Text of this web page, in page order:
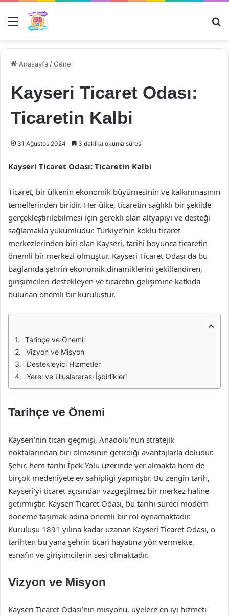
Menü
Anasayfa /Genel
Kayseri Ticaret Odası:
Ticaretin Kalbi
31 Ağustos 2024 3 dakika okuma süresi
Kayseri Ticaret Odası: Ticaretin Kalbi
Ticaret, bir ülkenin ekonomik büyümesinin ve kalkınmasının
temellerinden biridir. Her ülke, ticaretin sağlıklı bir şekilde
gerçekleştirilebilmesi için gerekli olan altyapıyı ve desteği
sağlamakla yükümlüdür. Türkiye’nin köklü ticaret
merkezlerinden biri olan Kayseri, tarihi boyunca ticaretin
önemli bir merkezi olmuştur. Kayseri Ticaret Odası da bu
bağlamda şehrin ekonomik dinamiklerini şekillendiren,
girişimcileri destekleyen ve ticaretin gelişimine katkıda
bulunan önemli bir kuruluştur.
Tarihçe ve Önemi
Vizyon ve Misyon
Destekleyici Hizmetler
Yerel ve Uluslararası İşbirlikleri
Tarihçe ve Önemi
Kayseri’nin ticari geçmişi, Anadolu’nun stratejik
noktalarından biri olmasının getirdiği avantajlarla doludur.
Şehir, hem tarihi İpek Yolu üzerinde yer almakta hem de
birçok medeniyete ev sahipliği yapmıştır. Bu zengin tarih,
Kayseri’yi ticaret açısından vazgeçilmez bir merkez haline
getirmiştir. Kayseri Ticaret Odası, bu tarihi süreci modern
döneme taşımak adına önemli bir rol oynamaktadır.
Kuruluşu 1891 yılına kadar uzanan Kayseri Ticaret Odası, o
tarihten bu yana şehrin ticari hayatına yön vermekte,
esnafın ve girişimcilerin sesi olmaktadır.
Vizyon ve Misyon
Kayseri Ticaret Odası’nın misyonu, üyelere en iyi hizmeti